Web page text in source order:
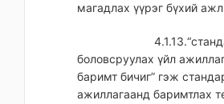
магадлах үүрэг бүхий
боловсруулах үйл
баримт бичиг” гэж
ажиллагаанд баримтлах